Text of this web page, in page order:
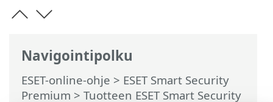
Navigointipolku
ESET-online-ohje > ESET Smart Security
Premium > Tuotteen ESET Smart Security